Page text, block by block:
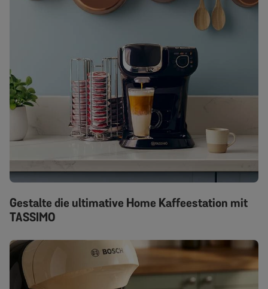
Gestalte die ultimative Home Kaffeestation mit
TASSIMO